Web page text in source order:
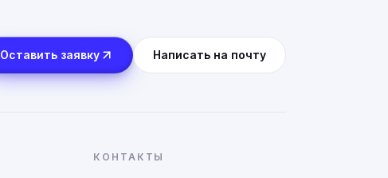
Оставить заявку Написать на почту
КОНТАКТЫ